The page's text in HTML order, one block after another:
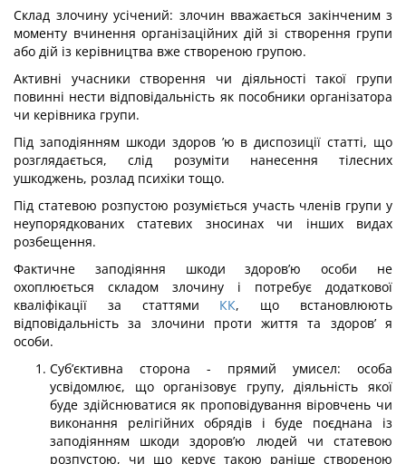
Склад злочину усічений: злочин вважається закінченим з
моменту вчинення орга­нізаційних дій зі створення групи
або дій із керівництва вже створеною групою.
Активні учасники створення чи діяльності такої групи
повинні нести відповідаль­ність як пособники організатора
чи керівника групи.
Під заподіянням шкоди здоров ’ю в диспозиції статті, що
розглядається, слід розу­міти нанесення тілесних
ушкоджень, розлад психіки тощо.
Під статевою розпустою розуміється участь членів групи у
неупорядкованих статевих зносинах чи інших видах
розбещення.
Фактичне заподіяння шкоди здоров’ю особи не
охоплюється складом злочину і потребує додаткової
кваліфікації за статтями КК, що встановлюють
відповідальність за злочини проти життя та здоров’ я
особи.
Суб’єктивна сторона - прямий умисел: особа
усвідомлює, що організовує групу, діяльність якої
буде здійснюватися як проповідування віровчень чи
виконання релігійних обрядів і буде поєднана із
заподіянням шкоди здоров’ю людей чи статевою
розпустою, чи що керує такою раніше створеною